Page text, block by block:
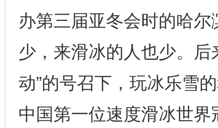
办第三届亚冬会时的哈
少，来滑冰的人也少。
动”的号召下，玩冰乐雪
中国第一位速度滑冰世